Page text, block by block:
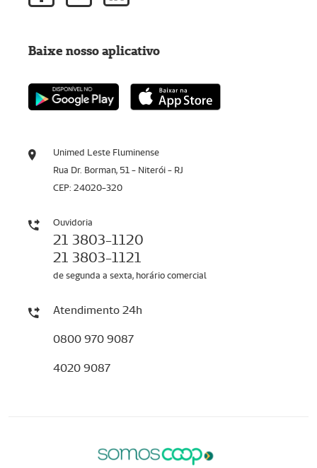
Unimed Leste Fluminense
Rua Dr. Borman, 51 - Niterói - RJ
CEP: 24020-320
Ouvidoria
21 3803-1120
21 3803-1121
de segunda a sexta, horário comercial
Atendimento 24h
0800 970 9087
4020 9087
Baixe nosso aplicativo